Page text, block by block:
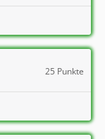
25 Punkte